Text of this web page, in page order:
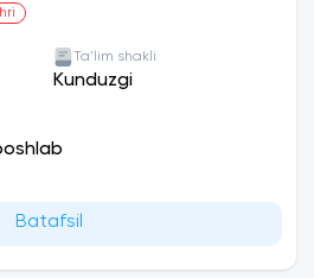
Ta'lim shakli
Kunduzgi
Batafsil